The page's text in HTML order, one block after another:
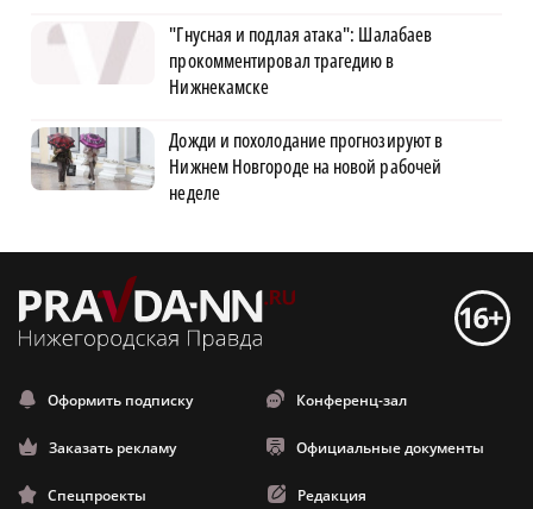
"Гнусная и подлая атака": Шалабаев
прокомментировал трагедию в
Нижнекамске
Дожди и похолодание прогнозируют в
Нижнем Новгороде на новой рабочей
неделе
Оформить подписку Конференц-зал
Заказать рекламу Официальные документы
Спецпроекты Редакция